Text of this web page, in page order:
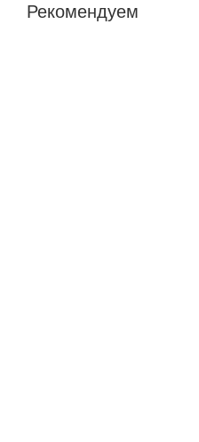
Рекомендуем